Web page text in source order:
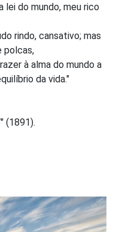
lei do mundo, meu rico
rindo, cansativo; mas
polcas,
à alma do mundo a
da vida."
(1891).